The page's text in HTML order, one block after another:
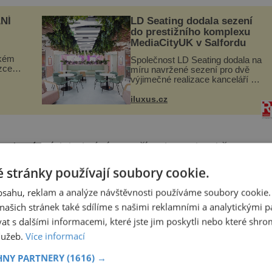
LD Seating dodala sezení
do prestižního komplexu
MediaCityUK v Salfordu
Společnost LD Seating dodala na
míru navržené sezení pro dvě
výjimečné realizace kanceláří v
Salfordu – konkrétně do budov
Komplex budov Media...
iluxus.cz
právních jednání pro případ smrti, takže
nevědělo.
přítomnosti dalších osob (svědků nebo
vlastní rukou.
stránky používají soubory cookie.
reklam a analýze návštěvnosti používáme soubory
stránek také sdílíme s našimi reklamními a analytickými
s dalšími informacemi, které jste jim poskytli nebo které
Více informací
PARTNERY (1616) →